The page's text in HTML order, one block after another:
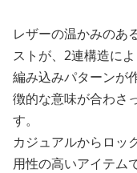
レザーの温かみのあ
ストが、2連構造に
編み込みパターンが
徴的な意味が合わさ
す。
カジュアルからロッ
用性の高いアイテム